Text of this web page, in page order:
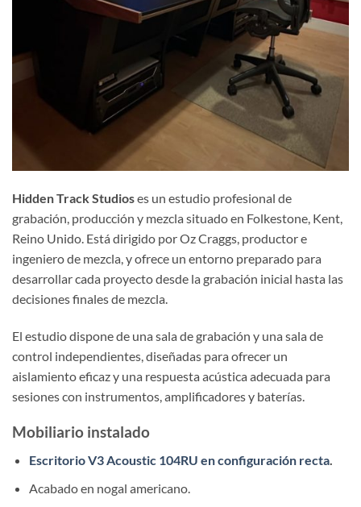
Hidden Track Studioses un estudio profesional de
grabación, producción y mezcla situado en Folkestone, Kent,
Reino Unido. Está dirigido por Oz Craggs, productor e
ingeniero de mezcla, y ofrece un entorno preparado para
desarrollar cada proyecto desde la grabación inicial hasta las
decisiones finales de mezcla.
El estudio dispone de una sala de grabación y una sala de
control independientes, diseñadas para ofrecer un
aislamiento eficaz y una respuesta acústica adecuada para
sesiones con instrumentos, amplificadores y baterías.
Mobiliario instalado
Escritorio V3 Acoustic 104RU en configuración recta.
Acabado en nogal americano.